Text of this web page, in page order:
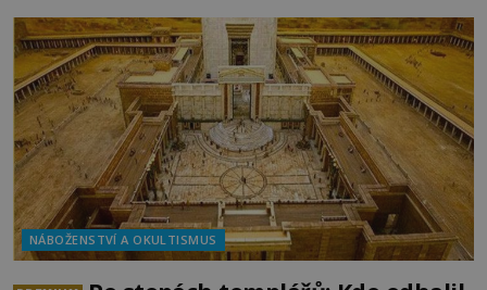
osobností ochraňují? Na hřbitově u kláštera
Milosrdných
NÁBOŽENSTVÍ A OKULTISMUS